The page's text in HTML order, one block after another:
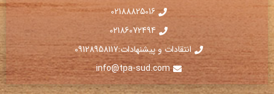
02188825016
02186072494⁩
انتقادات و پیشنهادات:09128958117
info@tpa-sud.com